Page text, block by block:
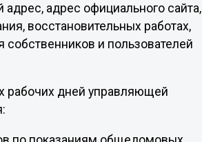
адрес официального сайта,
восстановительных работах,
и пользователей
рабочих дней управляющей